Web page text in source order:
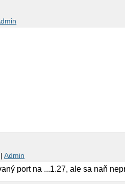
|Admin
port na ...1.27, ale sa naň